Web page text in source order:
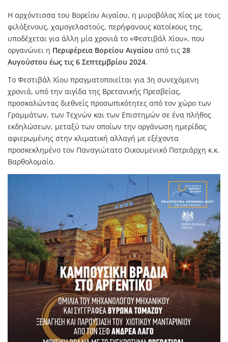
Η αρχόντισσα του Βορείου Αιγαίου, η μυροβόλος Χίος με τους
φιλόξενους, χαμογελαστούς, περήφανους κατοίκους της,
υποδέχεται για άλλη μία χρονιά το «Φεστιβάλ Χίου», που
οργανώνει η Περιφέρεια Βορείου Αιγαίου από τις 28
Αυγούστου έως τις 6 Σεπτεμβρίου 2024.
Το Φεστιβάλ Χίου πραγματοποιείται για 3η συνεχόμενη
χρονιά, υπό την αιγίδα της Βρετανικής Πρεσβείας,
προσκαλώντας διεθνείς προσωπικότητες από τον χώρο των
Γραμμάτων, των Τεχνών και των Επιστημών σε ένα πλήθος
εκδηλώσεων, μεταξύ των οποίων την οργάνωση ημερίδας
αφιερωμένης στην κλιματική αλλαγή με εξέχοντα
προσκεκλημένο τον Παναγιώτατο Οικουμενικό Πατριάρχη κ.κ.
Βαρθολομαίο.